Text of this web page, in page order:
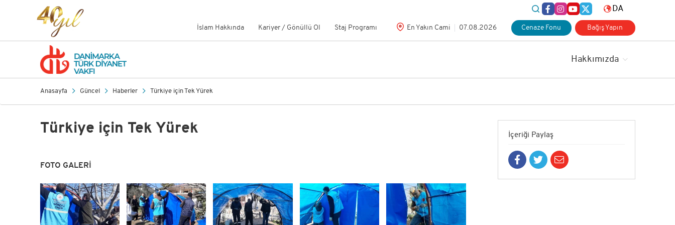
DA
Cenaze Fonu Bağış Yapın
İslam Hakkında Kariyer / Gönüllü Ol Staj Programı En Yakın Cami 07.08.2026
Hakkımızda
Anasayfa Güncel Haberler Türkiye için Tek Yürek
Türkiye için Tek Yürek
FOTO GALERİ
İçeriği Paylaş